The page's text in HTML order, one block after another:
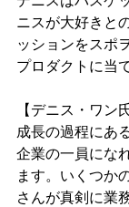
ニスが大好きと
ッションをスポ
プロダクトに当
【デニス・ワン
成長の過程にあ
企業の一員にな
ます。いくつか
さんが真剣に業